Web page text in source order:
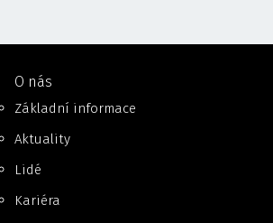
O nás
Základní informace
Aktuality
Lidé
Kariéra